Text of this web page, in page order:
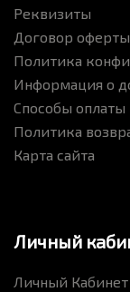
Реквизиты
Договор оферты
Политика
Информация о
Способы оплаты
Политика
Карта сайта
Личный
Личный Кабинет